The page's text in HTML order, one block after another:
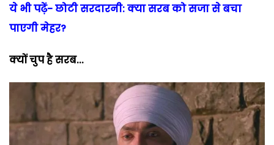
ये भी पढ़ें- छोटी सरदारनी: क्या सरब को सजा से बचा
पाएगी मेहर?
क्यों चुप है सरब...